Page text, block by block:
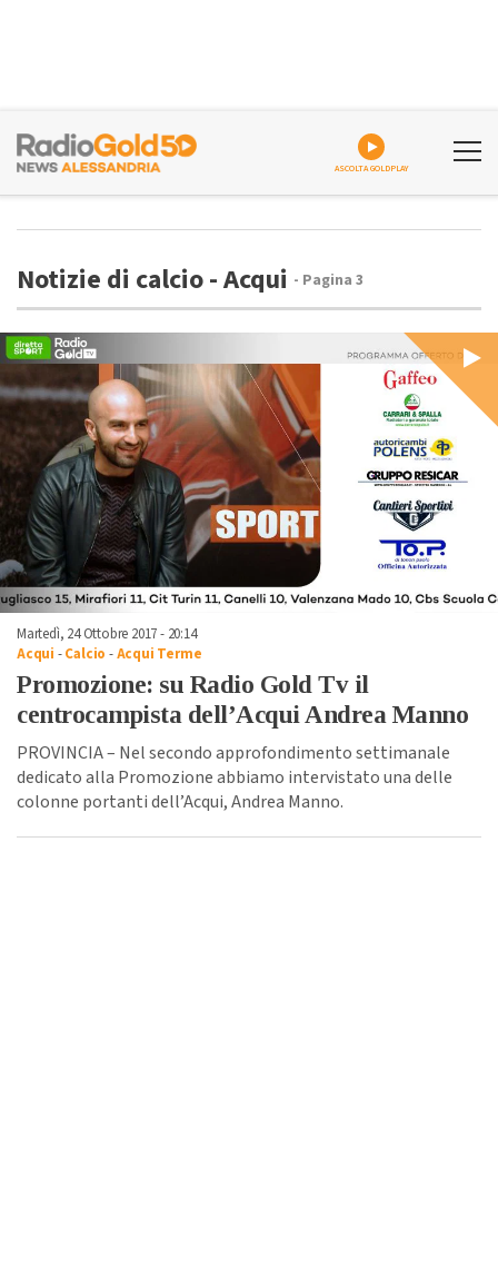
Notizie di calcio - Acqui - Pagina 3
Martedì, 24 Ottobre 2017 - 20:14
Acqui -Calcio -Acqui Terme
Promozione: su Radio Gold Tv il
centrocampista dell’Acqui Andrea Manno
PROVINCIA – Nel secondo approfondimento settimanale
dedicato alla Promozione abbiamo intervistato una delle
colonne portanti dell’Acqui, Andrea Manno.